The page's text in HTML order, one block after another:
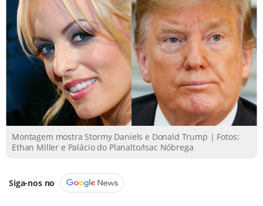
Montagem mostra Stormy Daniels e Donald Trump | Fotos:
Ethan Miller e Palácio do Planalto/Isac Nóbrega
Siga-nos no